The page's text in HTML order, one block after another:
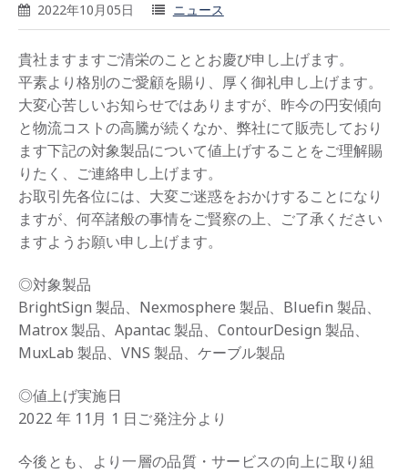
2022年10月05日 ニュース
貴社ますますご清栄のこととお慶び申し上げます。
平素より格別のご愛顧を賜り、厚く御礼申し上げます。
大変心苦しいお知らせではありますが、昨今の円安傾向
と物流コストの⾼騰が続くなか、弊社にて販売しており
ます下記の対象製品について値上げすることをご理解賜
りたく、ご連絡申し上げます。
お取引先各位には、⼤変ご迷惑をおかけすることになり
ますが、何卒諸般の事情をご賢察の上、ご了承ください
ますようお願い申し上げます。
◎対象製品
BrightSign 製品、Nexmosphere 製品、Bluefin 製品、
Matrox 製品、Apantac 製品、ContourDesign 製品、
MuxLab 製品、VNS 製品、ケーブル製品
◎値上げ実施日
2022 年 11⽉ 1 ⽇ご発注分より
今後とも、より一層の品質・サービスの向上に取り組